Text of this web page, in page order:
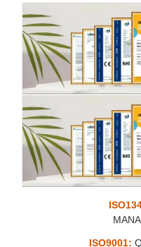
ISO9001: